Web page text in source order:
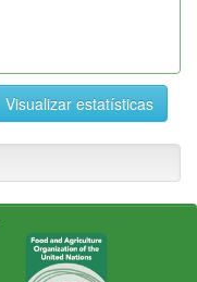
Visualizar estatísticas